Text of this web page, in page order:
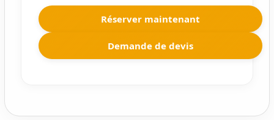
Réserver maintenant
Demande de devis